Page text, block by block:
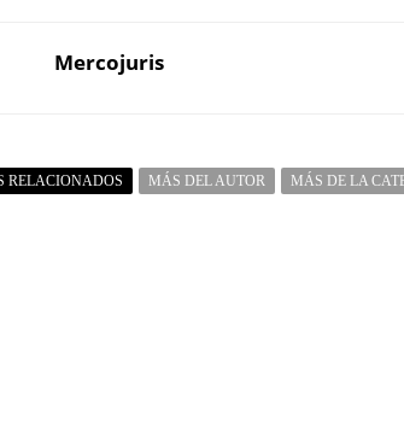
Mercojuris
RELACIONADOS MÁS DEL AUTOR MÁS DE LA